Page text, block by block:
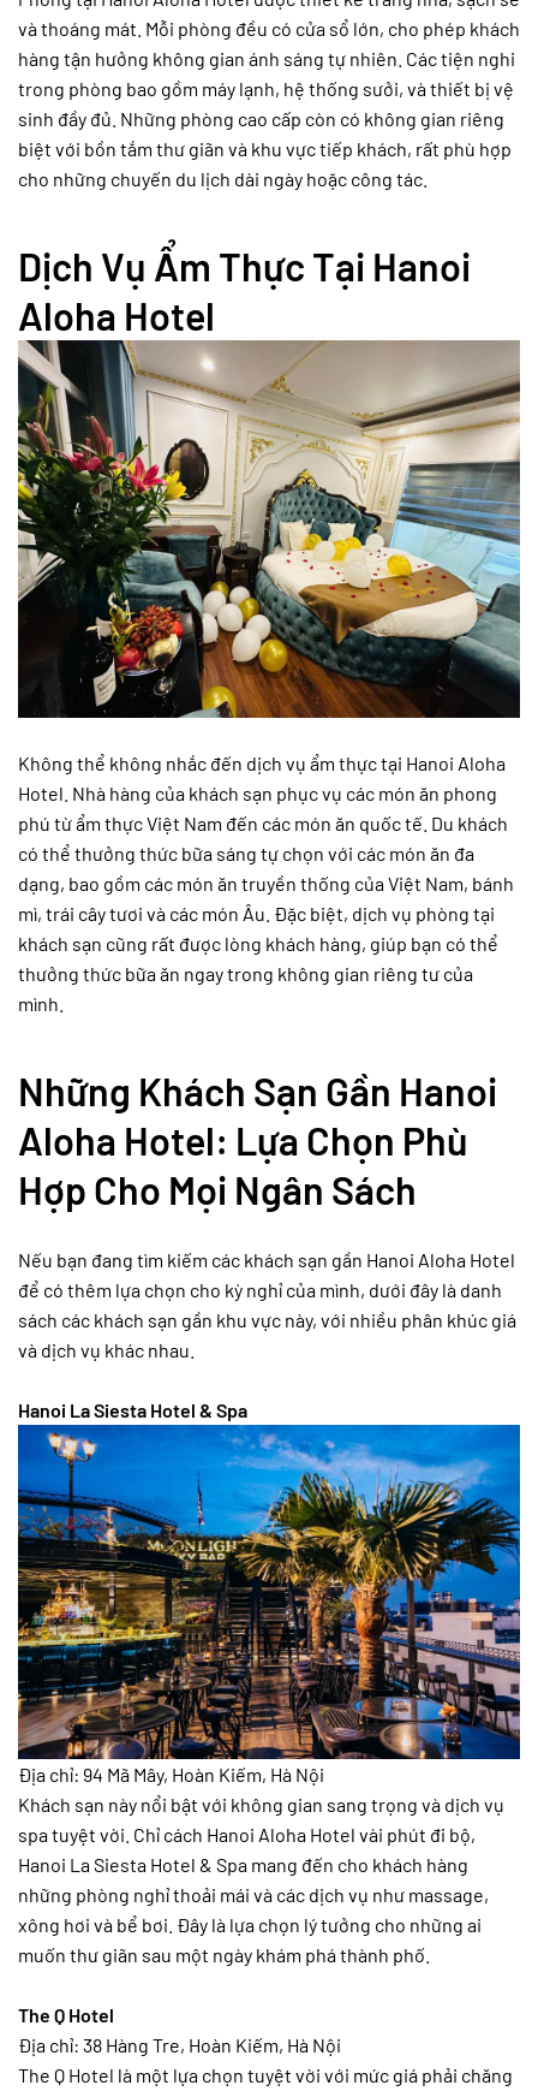
và thoáng mát. Mỗi phòng đều có cửa sổ lớn, cho phép khách
hàng tận hưởng không gian ánh sáng tự nhiên. Các tiện nghi
trong phòng bao gồm máy lạnh, hệ thống sưởi, và thiết bị vệ
sinh đầy đủ. Những phòng cao cấp còn có không gian riêng
biệt với bồn tắm thư giãn và khu vực tiếp khách, rất phù hợp
cho những chuyến du lịch dài ngày hoặc công tác.
Dịch Vụ Ẩm Thực Tại Hanoi
Aloha Hotel
Không thể không nhắc đến dịch vụ ẩm thực tại Hanoi Aloha
Hotel. Nhà hàng của khách sạn phục vụ các món ăn phong
phú từ ẩm thực Việt Nam đến các món ăn quốc tế. Du khách
có thể thưởng thức bữa sáng tự chọn với các món ăn đa
dạng, bao gồm các món ăn truyền thống của Việt Nam, bánh
mì, trái cây tươi và các món Âu. Đặc biệt, dịch vụ phòng tại
khách sạn cũng rất được lòng khách hàng, giúp bạn có thể
thưởng thức bữa ăn ngay trong không gian riêng tư của
mình.
Những Khách Sạn Gần Hanoi
Aloha Hotel: Lựa Chọn Phù
Hợp Cho Mọi Ngân Sách
Nếu bạn đang tìm kiếm các khách sạn gần Hanoi Aloha Hotel
để có thêm lựa chọn cho kỳ nghỉ của mình, dưới đây là danh
sách các khách sạn gần khu vực này, với nhiều phân khúc giá
và dịch vụ khác nhau.
Hanoi La Siesta Hotel & Spa
Địa chỉ: 94 Mã Mây, Hoàn Kiếm, Hà Nội
Khách sạn này nổi bật với không gian sang trọng và dịch vụ
spa tuyệt vời. Chỉ cách Hanoi Aloha Hotel vài phút đi bộ,
Hanoi La Siesta Hotel & Spa mang đến cho khách hàng
những phòng nghỉ thoải mái và các dịch vụ như massage,
xông hơi và bể bơi. Đây là lựa chọn lý tưởng cho những ai
muốn thư giãn sau một ngày khám phá thành phố.
The Q Hotel
Địa chỉ: 38 Hàng Tre, Hoàn Kiếm, Hà Nội
The Q Hotel là một lựa chọn tuyệt vời với mức giá phải chăng